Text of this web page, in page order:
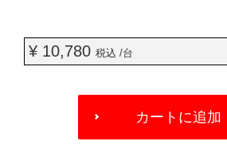
¥ 10,780 税込 /台
OPTIONS
カートに追加